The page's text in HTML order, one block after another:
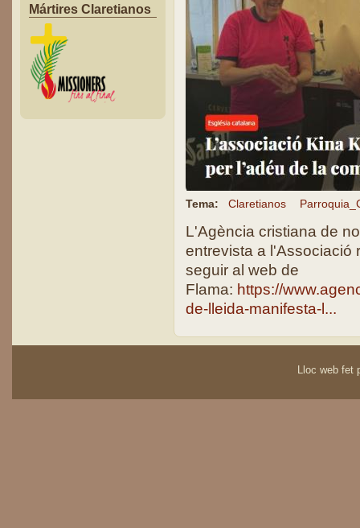
Mártires Claretianos
Tema: Claretianos
L'Agència cristiana de
entrevista a l'Associació
seguir al web de
Flama: https://
de-lleida-manifesta-l...
Lloc web fet